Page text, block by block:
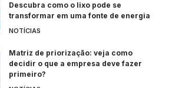
Descubra como o lixo pode se
transformar em uma fonte de energia
NOTÍCIAS
Matriz de priorização: veja como
decidir o que a empresa deve fazer
primeiro?